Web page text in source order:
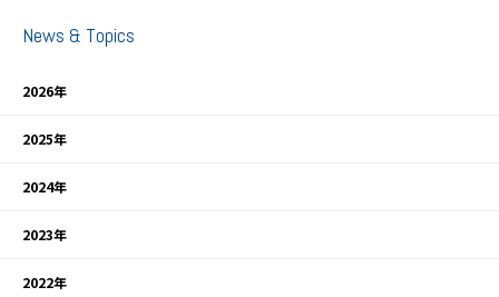
News & Topics
2026年
2025年
2024年
2023年
2022年